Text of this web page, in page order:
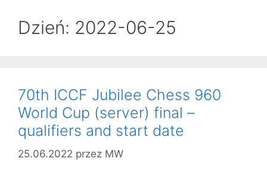
Dzień: 2022-06-25
70th ICCF Jubilee Chess 960
World Cup (server) final –
qualifiers and start date
25.06.2022 przez MW